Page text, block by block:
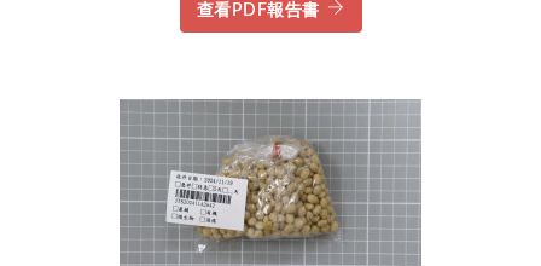
查看PDF報告書